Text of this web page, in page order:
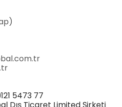
5473 77